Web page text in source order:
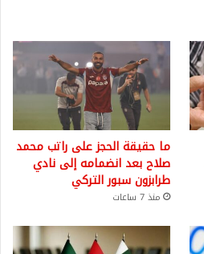
ما حقيقة الحجز على راتب محمد
صلاح بعد انضمامه إلى نادي
طرابزون سبور التركي
منذ 7 ساعات